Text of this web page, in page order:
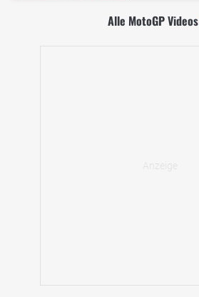
Alle MotoGP Videos